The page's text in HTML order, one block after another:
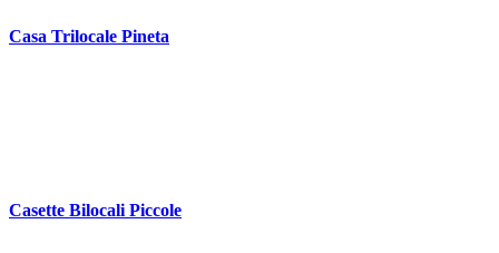
Casa Trilocale Pineta
Casette Bilocali Piccole